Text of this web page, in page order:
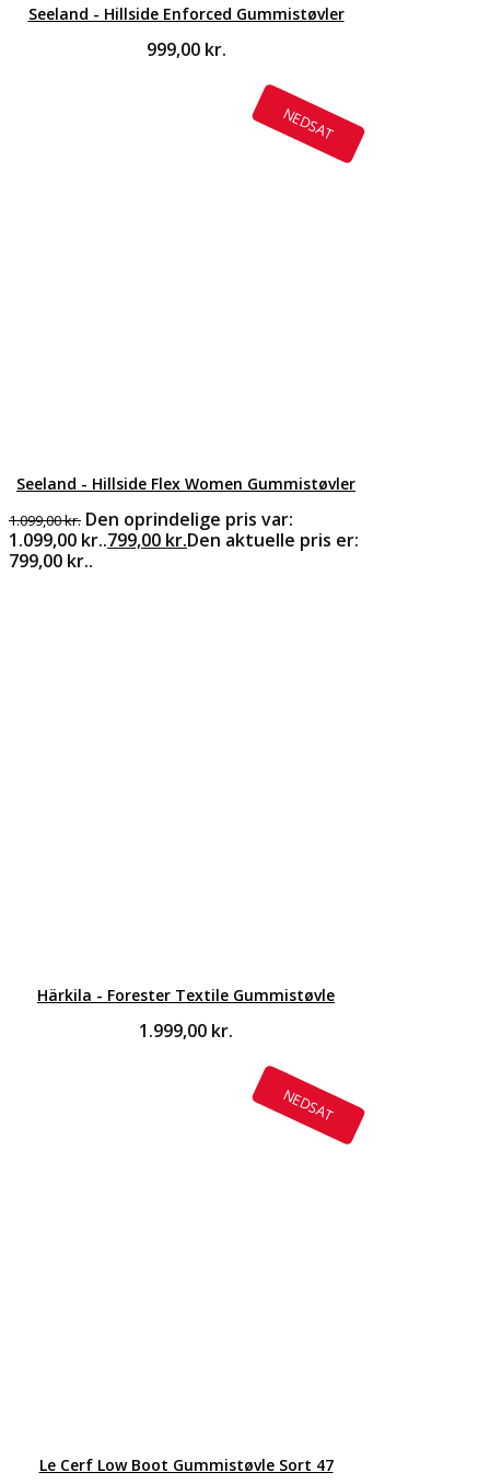
Seeland - Hillside Enforced Gummistøvler
999,00 kr.
NEDSAT
Seeland - Hillside Flex Women Gummistøvler
1.099,00kr. Den oprindelige pris var:
1.099,00 kr..799,00 kr.Den aktuelle pris er:
799,00 kr..
Härkila - Forester Textile Gummistøvle
1.999,00 kr.
NEDSAT
Le Cerf Low Boot Gummistøvle Sort 47